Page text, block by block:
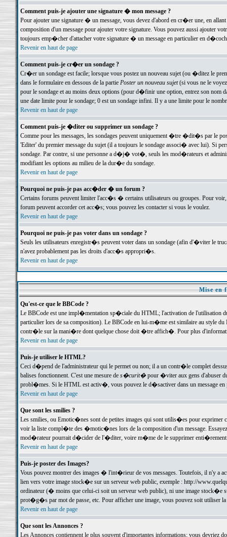
Comment puis-je ajouter une signature � mon message ?
Pour ajouter une signature � un message, vous devez d'abord en cr�er une, en
composition d'un message pour ajouter votre signature. Vous pouvez aussi ajouter
toujours emp�cher d'attacher votre signature � un message en particulier en
Revenir en haut de page
Comment puis-je cr�er un sondage ?
Cr�er un sondage est facile; lorsque vous postez un nouveau sujet (ou �ditez le
dans le formulaire en dessous de la partie Poster un nouveau sujet(si vous ne le voyez
pour le sondage et au moins deux options (pour d�finir une option, entrez son nom
une date limite pour le sondage; 0 est un sondage infini. Il y a une limite pour le
Revenir en haut de page
Comment puis-je �diter ou supprimer un sondage ?
Comme pour les messages, les sondages peuvent uniquement �tre �dit�s par le
'Editer' du premier message du sujet (il a toujours le sondage associ� avec lui). Si
sondage. Par contre, si une personne a d�j� vot�, seuls les mod�rateurs et
modifiant les options au milieu de la dur�e du sondage.
Revenir en haut de page
Pourquoi ne puis-je pas acc�der � un forum ?
Certains forums peuvent limiter l'acc�s � certains utilisateurs ou groupes. Pour
forum peuvent accorder cet acc�s; vous pouvez les contacter si vous le voulez.
Revenir en haut de page
Pourquoi ne puis-je pas voter dans un sondage ?
Seuls les utilisateurs enregistr�s peuvent voter dans un sondage (afin d'�viter le
n'avez probablement pas les droits d'acc�s appropri�s.
Revenir en haut de page
Mise en
Qu'est-ce que le BBCode ?
Le BBCode est une impl�mentation sp�ciale du HTML; l'activation de l'utilisation
particulier lors de sa composition). Le BBCode en lui-m�me est similaire au style
contr�le sur la mani�re dont quelque chose doit �tre affich�. Pour plus
Revenir en haut de page
Puis-je utiliser le HTML?
Ceci d�pend de l'administrateur qui le permet ou non; il a un contr�le complet
balises fonctionnent. C'est une mesure de s�curit�pour �viter aux gens d'abuser
probl�mes. Si le HTML est activ�, vous pouvez le d�sactiver dans un message en
Revenir en haut de page
Que sont les smilies ?
Les smilies, ou Emotic�nes sont de petites images qui sont utilis�es pour exprimer
voir la liste compl�te des �motic�nes lors de la composition d'un message.
mod�rateur pourrait d�cider de l'�diter, voire m�me de le supprimer
Revenir en haut de page
Puis-je poster des Images?
Vous pouvez montrer des images � l'int�rieur de vos messages. Toutefois, il n'y a
lien vers votre image stock�e sur un serveur web public, exemple : http://
ordinateur (� moins que celui-ci soit un serveur web public), ni une image stock�e
prot�g�s par mot de passe, etc. Pour afficher une image, vous pouvez soit
Revenir en haut de page
Que sont les Annonces ?
Les Annonces contiennent le plus souvent d'importantes informations; vous devriez